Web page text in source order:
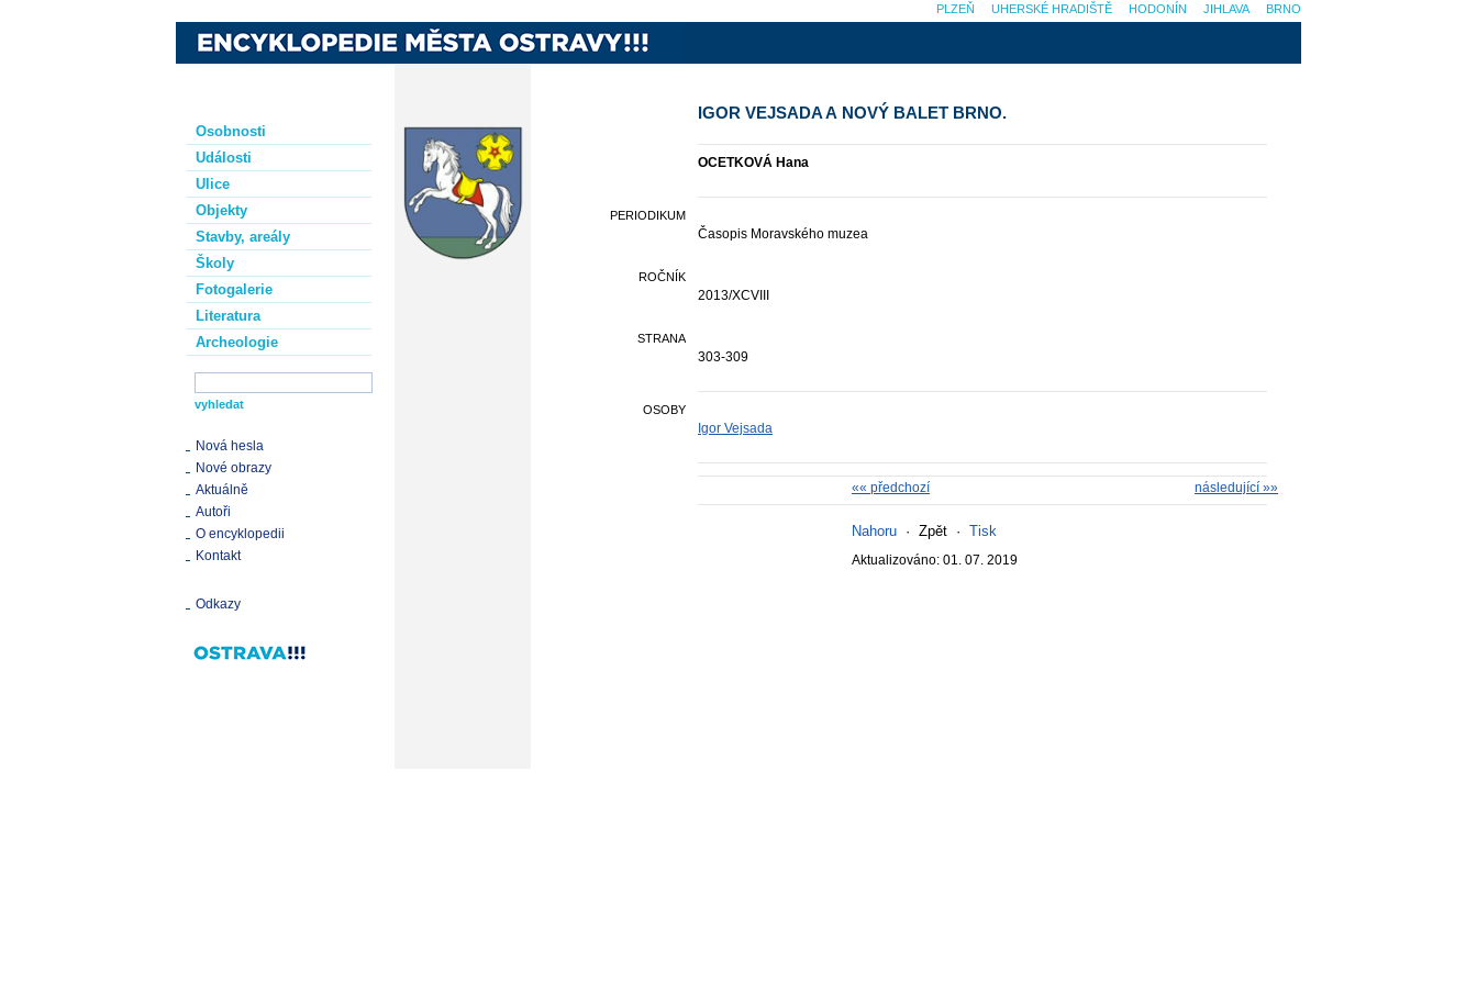
Osobnosti
Události
Ulice
Objekty
Stavby, areály
Školy
Fotogalerie
Literatura
Archeologie
Nová hesla
Nové obrazy
Aktuálně
Autoři
O encyklopedii
Kontakt
Odkazy
IGOR VEJSADA A NOVÝ BALET BRNO.
OCETKOVÁ Hana
PERIODIKUM
Časopis Moravského muzea
ROČNÍK
2013/XCVIII
STRANA
303-309
OSOBY
Igor Vejsada
následující »»
«« předchozí
Nahoru · Zpět · Tisk
Aktualizováno: 01. 07. 2019
BRNO
JIHLAVA
HODONÍN
UHERSKÉ HRADIŠTĚ
PLZEŇ